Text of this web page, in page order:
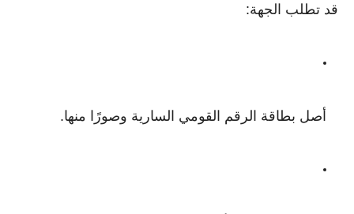
قد تطلب الجهة:
أصل بطاقة الرقم القومي السارية وصورًا منها.